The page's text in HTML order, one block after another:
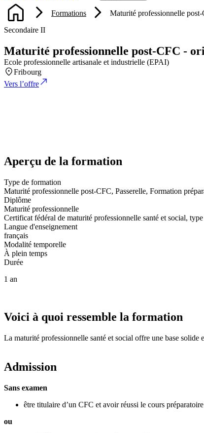
Formations Maturité professionnelle
Secondaire II
Maturité professionnelle post-CFC -
Ecole professionnelle artisanale et industrielle (EPAI)
Fribourg
Vers l’offre
Aperçu de la formation
Type de formation
Maturité professionnelle post-CFC, Passerelle, Formation
Diplôme
Maturité professionnelle
Certificat fédéral de maturité professionnelle santé et social,
Langue d'enseignement
français
Modalité temporelle
À plein temps
Durée
1 an
Voici à quoi ressemble la formation
La maturité professionnelle santé et social offre une base
Admission
Sans examen
être titulaire d’un CFC et avoir réussi le cours préparatoire
ou